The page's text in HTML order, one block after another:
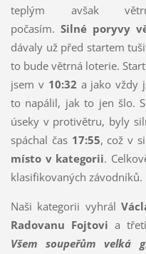
teplým avšak
počasím. Silné poryvy
dávaly už před startem
to bude větrná loterie.
jsem v 10:32 a jako vždy
to napálil, jak to jen šlo.
úseky v protivětru, byly
spáchal čas 17:55, což v
místo v kategorii.
klasifikovaných závodníků.
Naši kategorii vyhrál
Radovanu Fojtovi a
Všem soupeřům velká